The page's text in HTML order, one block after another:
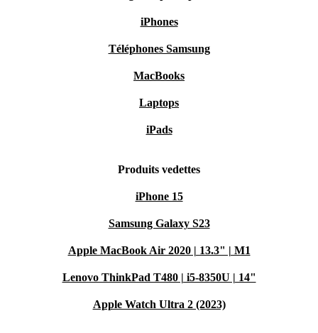
iPhones
Téléphones Samsung
MacBooks
Laptops
iPads
Produits vedettes
iPhone 15
Samsung Galaxy S23
Apple MacBook Air 2020 | 13.3" | M1
Lenovo ThinkPad T480 | i5-8350U | 14"
Apple Watch Ultra 2 (2023)